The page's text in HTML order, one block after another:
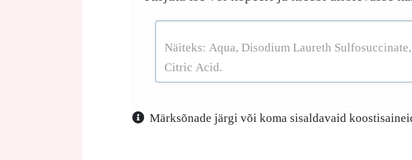
Märksõnade järgi või koma sisaldavaid